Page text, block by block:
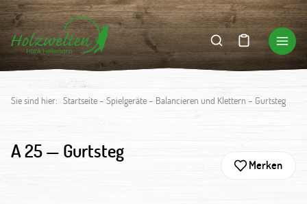
Sie sind hier: Startseite– Spielgeräte– Balancieren und Klettern – Gurtsteg
A 25 — Gurtsteg
Merken